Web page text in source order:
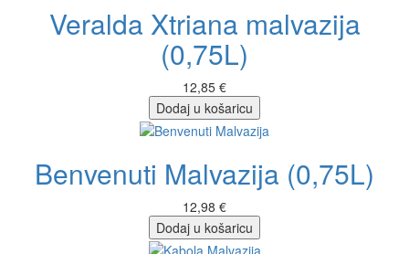
Veralda Xtriana malvazija
(0,75L)
12,85 €
Dodaj u košaricu
Benvenuti Malvazija (0,75L)
12,98 €
Dodaj u košaricu